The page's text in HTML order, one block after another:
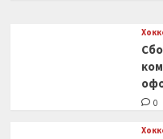
с погашением
0